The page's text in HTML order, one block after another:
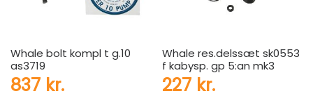
Whale bolt kompl t g.10
as3719
837 kr.
Whale res.delssæt sk0553
f kabysp. gp 5:an mk3
227 kr.